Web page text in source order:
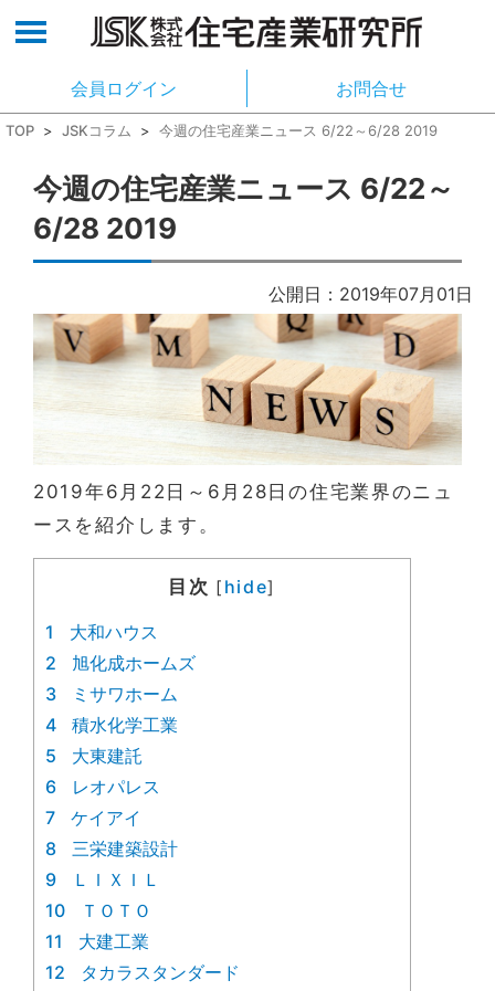
会員ログイン お問合せ
TOP > JSKコラム > 今週の住宅産業ニュース 6/22～6/28 2019
今週の住宅産業ニュース 6/22～
6/28 2019
公開日：2019年07月01日
2019年6月22日～6月28日の住宅業界のニュ
ースを紹介します。
目次 [ hide]
1
大和ハウス
2
旭化成ホームズ
3
ミサワホーム
4
積水化学工業
5
大東建託
6
レオパレス
7
ケイアイ
8
三栄建築設計
9
ＬＩＸＩＬ
10
ＴＯＴＯ
11
大建工業
12
タカラスタンダード